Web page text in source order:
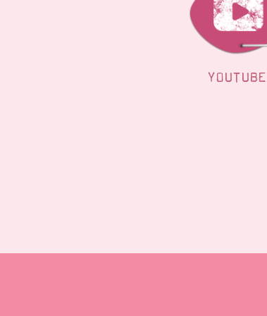
YOUTUBE